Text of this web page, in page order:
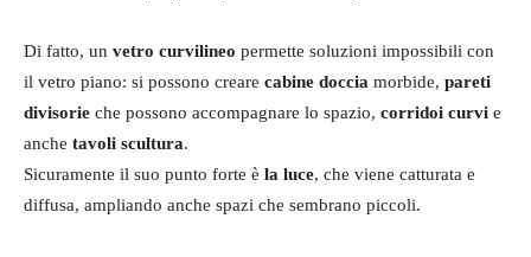
Di fatto, un vetro curvilineo permette soluzioni impossibili con
il vetro piano: si possono creare cabine doccia morbide, pareti
divisorie che possono accompagnare lo spazio, corridoi curvi e
anche tavoli scultura.
Sicuramente il suo punto forte è la luce, che viene catturata e
diffusa, ampliando anche spazi che sembrano piccoli.